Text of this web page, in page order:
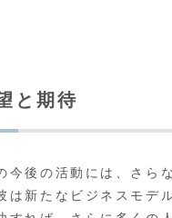
と期待
今後の活動には、さら
は新たなビジネスモデ